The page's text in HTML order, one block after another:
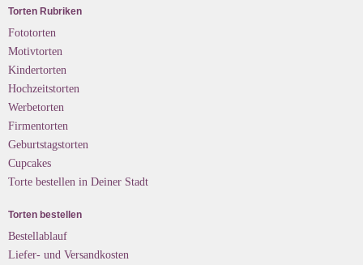
Torten Rubriken
Fototorten
Motivtorten
Kindertorten
Hochzeitstorten
Werbetorten
Firmentorten
Geburtstagstorten
Cupcakes
Torte bestellen in Deiner Stadt
Torten bestellen
Bestellablauf
Liefer- und Versandkosten